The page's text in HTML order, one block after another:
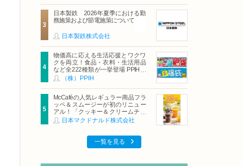
日本製鉄 2026年夏季における勤
務施策および節電施策について
日本製鉄株式会社
物価高に応える生活応援とワクワ
クを両立！食品・衣料・生活用品
など全222種類が一挙登場 PPIHグ
ループ「夏福袋」＆セール 8月6日
（株）PPIH
McCaféの人気レギュラー商品フラ
ッペ＆スムージーが初のリニュー
アル！「クッキー＆クリームチョ
コフラッペ」「マンゴースムージ
日本マクドナルド株式会社
一覧を見る